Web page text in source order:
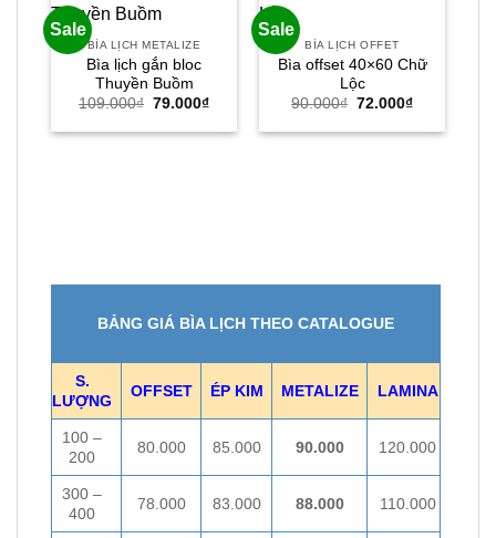
Sale
BÌA LỊCH METALIZE
Bìa lịch gắn bloc
Thuyền Buồm
109.000₫ Giá
là:
79.000₫Giá
tại
Sale
BÌA LỊCH OFFET
Bìa offset 40×60 Chữ
Lộc
90.000₫ Giá
là:
72.000₫Giá
tại
BẢNG GIÁ BÌA LỊCH THEO CATALOGUE
S.
LƯỢNG
OFFSET ÉP KIM METALIZE LAMINA
100 –
200
80.000 85.000 90.000 120.000
300 –
400
78.000 83.000 88.000 110.000